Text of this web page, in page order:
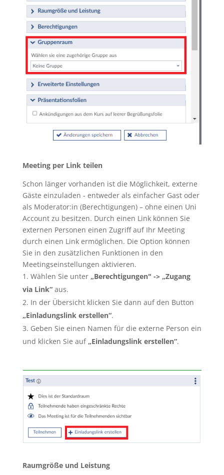
Meeting per Link teilen
Schon länger vorhanden ist die Möglichkeit, externe
Gäste einzuladen - entweder als einfacher Gast oder
als Moderator:in (Berechtigungen) – ohne einen Uni
Account zu besitzen. Durch einen Link können Sie
externen Personen einen Zugriff auf Ihr Meeting
durch einen Link ermöglichen. Die Option können
Sie in den zusätzlichen Funktionen in den
Meetingseinstellungen aktivieren.
Wählen Sie unter„Berechtigungen" -> „Zugang
via Link“aus.
In der Übersicht klicken Sie dann auf den Button
„Einladungslink erstellen“.
Geben Sie einen Namen für die externe Person ein
und klicken Sie auf„Einladungslink erstellen“.
Raumgröße und Leistung